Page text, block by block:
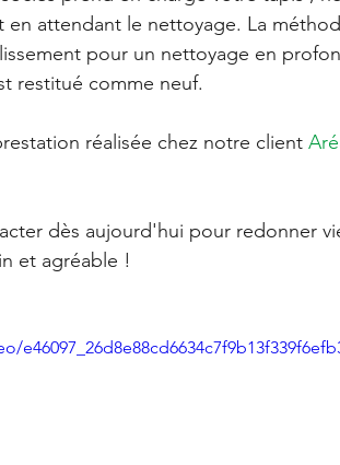
en attendant le nettoyage. La
pour un nettoyage en
restitué comme neuf.
réalisée chez notre client
dès aujourd'hui pour redonner
et agréable !